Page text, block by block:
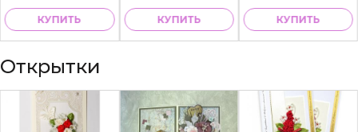
КУПИТЬ КУПИТЬ КУПИТЬ
Открытки